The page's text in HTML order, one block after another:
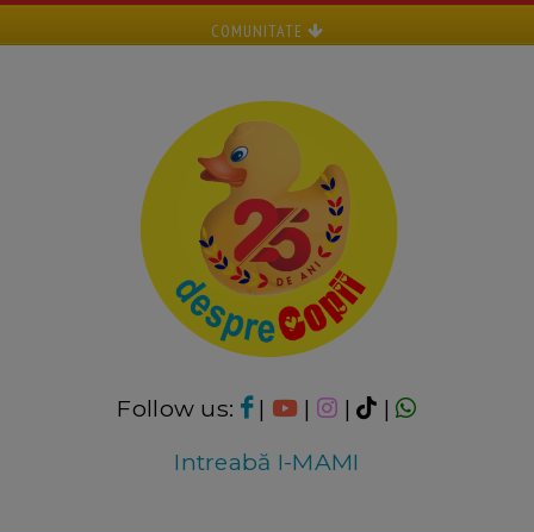
COMUNITATE
Follow us: | | |
|
Intreabă I-MAMI